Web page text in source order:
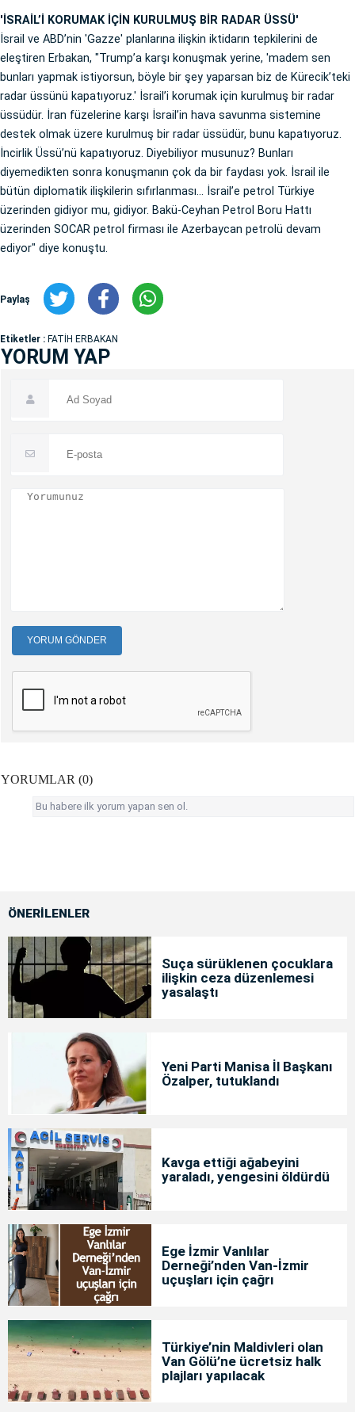
'İSRAİL’İ KORUMAK İÇİN KURULMUŞ BİR RADAR ÜSSÜ'
İsrail ve ABD’nin 'Gazze' planlarına ilişkin iktidarın tepkilerini de
eleştiren Erbakan, "Trump’a karşı konuşmak yerine, 'madem sen
bunları yapmak istiyorsun, böyle bir şey yaparsan biz de Kürecik’teki
radar üssünü kapatıyoruz.' İsrail’i korumak için kurulmuş bir radar
üssüdür. İran füzelerine karşı İsrail’in hava savunma sistemine
destek olmak üzere kurulmuş bir radar üssüdür, bunu kapatıyoruz.
İncirlik Üssü’nü kapatıyoruz. Diyebiliyor musunuz? Bunları
diyemedikten sonra konuşmanın çok da bir faydası yok. İsrail ile
bütün diplomatik ilişkilerin sıfırlanması… İsrail’e petrol Türkiye
üzerinden gidiyor mu, gidiyor. Bakü-Ceyhan Petrol Boru Hattı
üzerinden SOCAR petrol firması ile Azerbaycan petrolü devam
ediyor" diye konuştu.
Paylaş
Etiketler : FATİH ERBAKAN
YORUM YAP
YORUM GÖNDER
YORUMLAR (0)
Bu habere ilk yorum yapan sen ol.
ÖNERİLENLER
Suça sürüklenen çocuklara
ilişkin ceza düzenlemesi
yasalaştı
Yeni Parti Manisa İl Başkanı
Özalper, tutuklandı
Kavga ettiği ağabeyini
yaraladı, yengesini öldürdü
Ege İzmir Vanlılar
Derneği’nden Van-İzmir
uçuşları için çağrı
Türkiye’nin Maldivleri olan
Van Gölü’ne ücretsiz halk
plajları yapılacak